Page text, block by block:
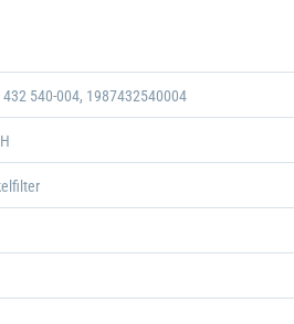
432 540-004, 1987432540004